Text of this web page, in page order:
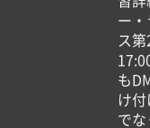
ー・
ス
も
け
でな